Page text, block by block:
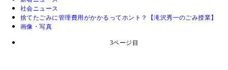
社会ニュース
捨てたごみに管理費用がかかるってホント？【滝沢秀一のごみ授業】
画像・写真
3ページ目